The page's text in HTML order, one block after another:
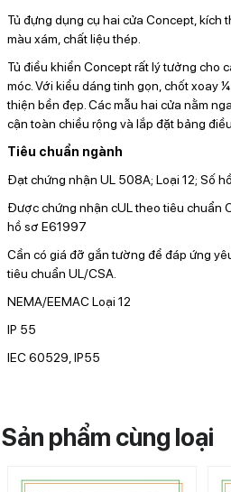
Tủ đựng dụng cụ hai cửa Concept,
màu xám, chất liệu thép.
Tủ điều khiển Concept rất lý tưởng cho
móc. Với kiểu dáng tinh gọn, chốt xoay
thiện bền đẹp. Các mẫu hai cửa nằm
cận toàn chiều rộng và lắp đặt bảng
Tiêu chuẩn ngành
Đạt chứng nhận UL 508A; Loại 12; Số
Được chứng nhận cUL theo tiêu chuẩn
hồ sơ E61997
Cần có giá đỡ gắn tường để đáp ứng
tiêu chuẩn UL/CSA.
NEMA/EEMAC Loại 12
IP 55
IEC 60529, IP55
Sản phẩm cùng loại